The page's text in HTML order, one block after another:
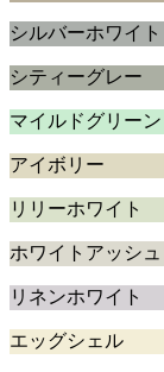
シルバーホワイト
シティーグレー
マイルドグリーン
アイボリー
リリーホワイト
ホワイトアッシュ
リネンホワイト
エッグシェル